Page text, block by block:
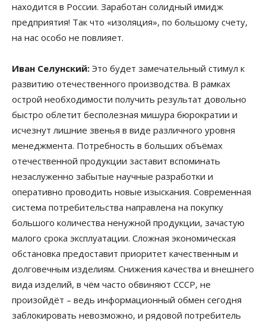
находится в России. Заработан солидный имидж
предприятия! Так что «изоляция», по большому счету,
на нас особо не повлияет.
Иван Селунский: Это будет замечательный стимул к
развитию отечественного производства. В рамках
острой необходимости получить результат довольно
быстро облетит бесполезная мишура бюрократии и
исчезнут лишние звенья в виде различного уровня
менеджмента. Потребность в больших объёмах
отечественной продукции заставит вспоминать
незаслуженно забытые научные разработки и
оперативно проводить новые изыскания. Современная
система потребительства направлена на покупку
большого количества ненужной продукции, зачастую
малого срока эксплуатации. Сложная экономическая
обстановка предоставит приоритет качественным и
долговечным изделиям. Снижения качества и внешнего
вида изделий, в чём часто обвиняют СССР, не
произойдёт – ведь информационный обмен сегодня
заблокировать невозможно, и рядовой потребитель